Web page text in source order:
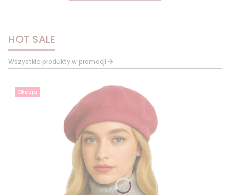
HOT SALE
Wszystkie produkty w promocji
Okazja